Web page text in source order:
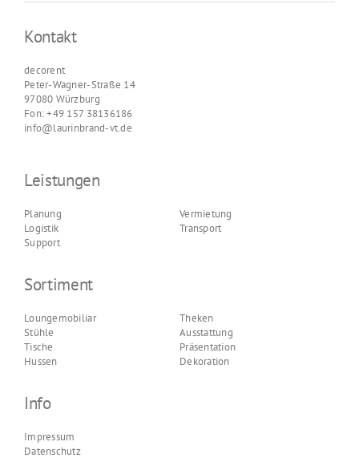
Kontakt
decorent
Peter-Wagner-Straße 14
97080 Würzburg
Fon: +49 157 38136186
info@laurinbrand-vt.de
Leistungen
Planung
Logistik
Support
Vermietung
Transport
Sortiment
Loungemobiliar
Stühle
Tische
Hussen
Theken
Ausstattung
Präsentation
Dekoration
Info
Impressum
Datenschutz